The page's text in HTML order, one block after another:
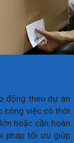
động theo dự án
công việc có thời
hoặc cần hoàn
pháp tối ưu giúp